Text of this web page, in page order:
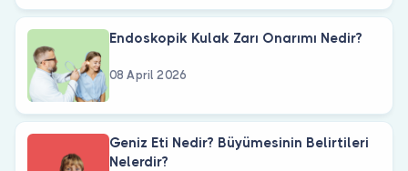
Endoskopik Kulak Zarı Onarımı Nedir?
08 April 2026
Geniz Eti Nedir? Büyümesinin Belirtileri
Nelerdir?